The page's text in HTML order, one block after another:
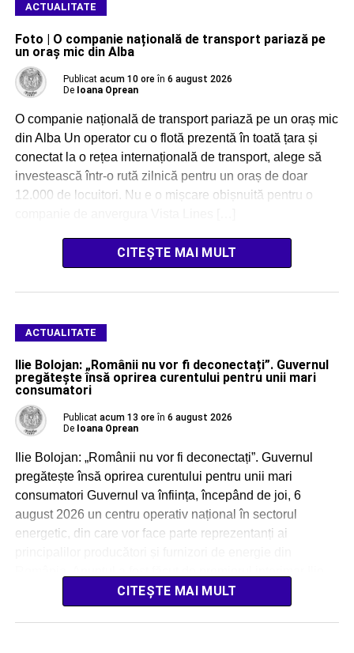
ACTUALITATE
Foto | O companie națională de transport pariază pe
un oraș mic din Alba
Publicat acum 10 ore în 6 august 2026
De Ioana Oprean
O companie națională de transport pariază pe un oraș mic
din Alba Un operator cu o flotă prezentă în toată țara și
conectat la o rețea internațională de transport, alege să
investească într-o rută zilnică pentru un oraș de doar
12.000 de locuitori. Nu e o mișcare obișnuită pentru o
CITEȘTE MAI MULT
ACTUALITATE
Ilie Bolojan: „Românii nu vor fi deconectați”. Guvernul
pregătește însă oprirea curentului pentru unii mari
consumatori
Publicat acum 13 ore în 6 august 2026
De Ioana Oprean
Ilie Bolojan: „Românii nu vor fi deconectați”. Guvernul
pregătește însă oprirea curentului pentru unii mari
consumatori Guvernul va înființa, începând de joi, 6
august 2026 un centru operativ național în sectorul
energetic, din care vor face parte reprezentanți ai
CITEȘTE MAI MULT